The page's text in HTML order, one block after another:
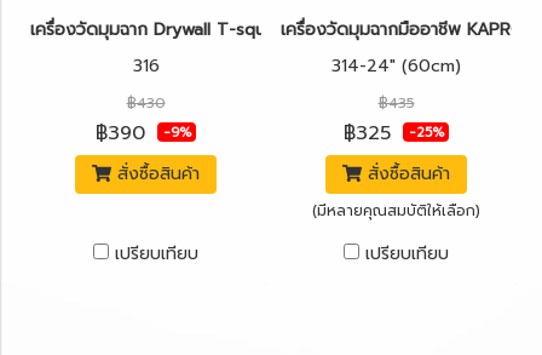
เครื่องวัดมุมฉาก Drywall T-square 36" (90cm) KAPRO รุ่น 316
316
฿430
฿390 -9%
สั่งซื้อสินค้า
เปรียบเทียบ
เครื่องวัดมุมฉากมืออาชีพ KAPRO
314-24" (60cm)
฿435
฿325 -25%
สั่งซื้อสินค้า
(มีหลายคุณสมบัติให้เลือก)
เปรียบเทียบ